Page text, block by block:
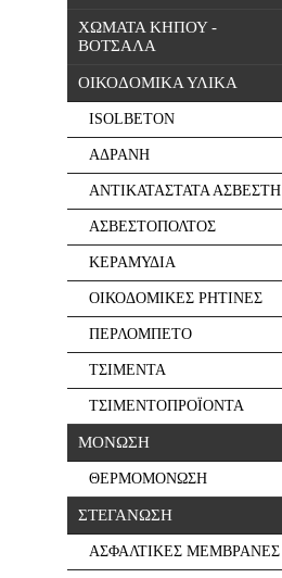
ΧΩΜΑΤΑ ΚΗΠΟΥ -
ΒΟΤΣΑΛΑ
ΟΙΚΟΔΟΜΙΚΑ ΥΛΙΚΑ
ISOLBETON
ΑΔΡΑΝΗ
ΑΝΤΙΚΑΤΑΣΤΑΤΑ ΑΣΒΕΣΤΗ
ΑΣΒΕΣΤΟΠΟΛΤΟΣ
ΚΕΡΑΜΥΔΙΑ
ΟΙΚΟΔΟΜΙΚΕΣ ΡΗΤΙΝΕΣ
ΠΕΡΛΟΜΠΕΤΟ
ΤΣΙΜΕΝΤΑ
ΤΣΙΜΕΝΤΟΠΡΟΪΟΝΤΑ
ΜΟΝΩΣΗ
ΘΕΡΜΟΜΟΝΩΣΗ
ΣΤΕΓΑΝΩΣΗ
ΑΣΦΑΛΤΙΚΕΣ ΜΕΜΒΡΑΝΕΣ